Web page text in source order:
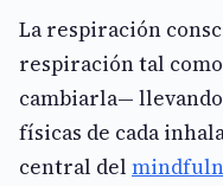
La respiración
respiración tal
cambiarla—
físicas de cada
central del